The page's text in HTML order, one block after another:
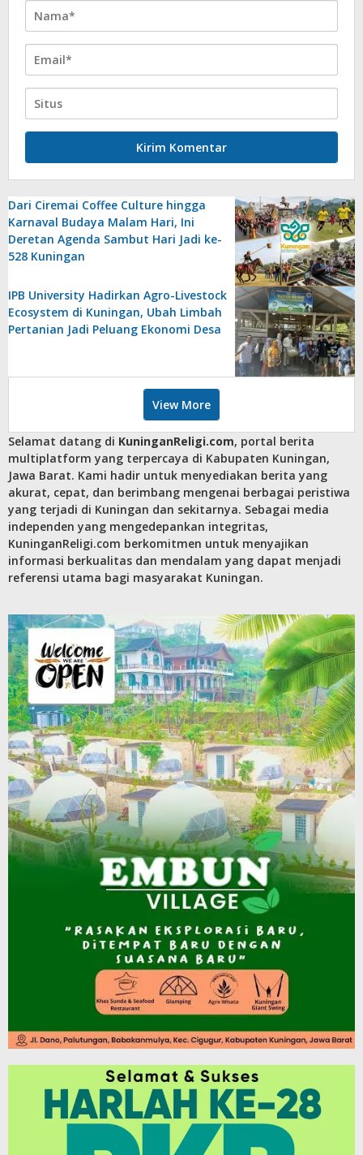
Dari Ciremai Coffee Culture hingga
Karnaval Budaya Malam Hari, Ini
Deretan Agenda Sambut Hari Jadi ke-
528 Kuningan
IPB University Hadirkan Agro-Livestock
Ecosystem di Kuningan, Ubah Limbah
Pertanian Jadi Peluang Ekonomi Desa
View More
Selamat datang di KuninganReligi.com, portal berita
multiplatform yang terpercaya di Kabupaten Kuningan,
Jawa Barat. Kami hadir untuk menyediakan berita yang
akurat, cepat, dan berimbang mengenai berbagai peristiwa
yang terjadi di Kuningan dan sekitarnya. Sebagai media
independen yang mengedepankan integritas,
KuninganReligi.com berkomitmen untuk menyajikan
informasi berkualitas dan mendalam yang dapat menjadi
referensi utama bagi masyarakat Kuningan.